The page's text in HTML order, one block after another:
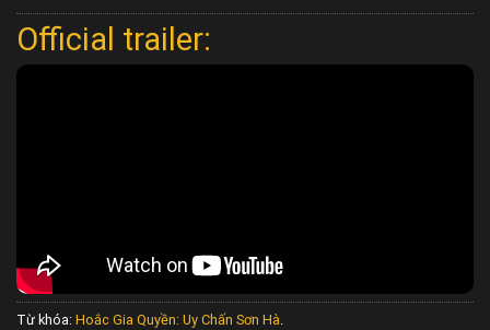
Official trailer:
Từ khóa: Hoắc Gia Quyền: Uy Chấn Sơn Hà.